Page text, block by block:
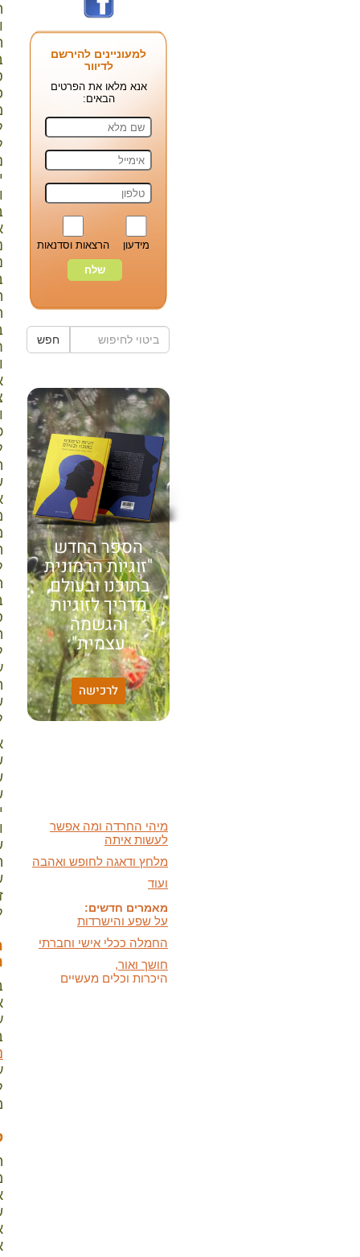
למעוניינים להירשם
לדיוור
אנא מלאו את הפרטים
הבאים:
מידעון הרצאות וסדנאות
חפש
הספר החדש
"זוגיות הרמונית
בתוכנו ובעולם,
מדריך לזוגיות
והגשמה
עצמית"
לרכישההאמונה שלי:
שונות היא שפע של אפשרויות,
עד שנותנים לה שם וקוראים
לה לקות.
לעשות איתה
מלחץ ודאגה לחופש ואהבה
ועוד
על שפע והישרדות
החמלה ככלי אישי וחברתי
חושך ואור,
היכרות וכלים מעשיים
כלים לעזרה עצמית במצבי